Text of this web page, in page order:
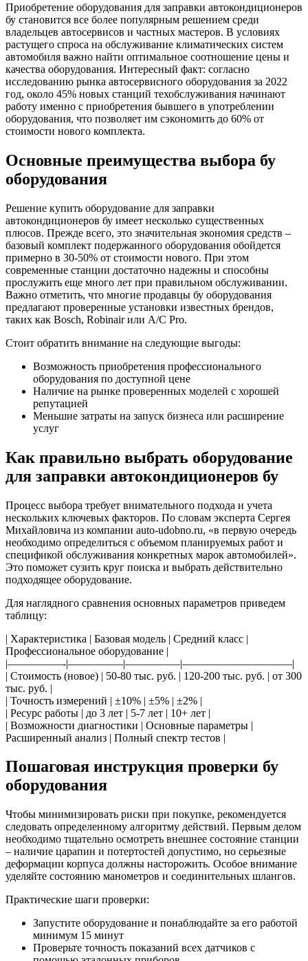
Приобретение оборудования для заправки автокондиционеров
бу становится все более популярным решением среди
владельцев автосервисов и частных мастеров. В условиях
растущего спроса на обслуживание климатических систем
автомобиля важно найти оптимальное соотношение цены и
качества оборудования. Интересный факт: согласно
исследованию рынка автосервисного оборудования за 2022
год, около 45% новых станций техобслуживания начинают
работу именно с приобретения бывшего в употреблении
оборудования, что позволяет им сэкономить до 60% от
стоимости нового комплекта.
Основные преимущества выбора бу
оборудования
Решение купить оборудование для заправки
автокондиционеров бу имеет несколько существенных
плюсов. Прежде всего, это значительная экономия средств –
базовый комплект подержанного оборудования обойдется
примерно в 30-50% от стоимости нового. При этом
современные станции достаточно надежны и способны
прослужить еще много лет при правильном обслуживании.
Важно отметить, что многие продавцы бу оборудования
предлагают проверенные установки известных брендов,
таких как Bosch, Robinair или A/C Pro.
Стоит обратить внимание на следующие выгоды:
Возможность приобретения профессионального
оборудования по доступной цене
Наличие на рынке проверенных моделей с хорошей
репутацией
Меньшие затраты на запуск бизнеса или расширение
услуг
Как правильно выбрать оборудование
для заправки автокондиционеров бу
Процесс выбора требует внимательного подхода и учета
нескольких ключевых факторов. По словам эксперта Сергея
Михайловича из компании auto-udobno.ru, «в первую очередь
необходимо определиться с объемом планируемых работ и
спецификой обслуживания конкретных марок автомобилей».
Это поможет сузить круг поиска и выбрать действительно
подходящее оборудование.
Для наглядного сравнения основных параметров приведем
таблицу:
| Характеристика | Базовая модель | Средний класс |
Профессиональное оборудование |
|—————-|—————|—————|——————————|
| Стоимость (новое) | 50-80 тыс. руб. | 120-200 тыс. руб. | от 300
тыс. руб. |
| Точность измерений | ±10% | ±5% | ±2% |
| Ресурс работы | до 3 лет | 5-7 лет | 10+ лет |
| Возможности диагностики | Основные параметры |
Расширенный анализ | Полный спектр тестов |
Пошаговая инструкция проверки бу
оборудования
Чтобы минимизировать риски при покупке, рекомендуется
следовать определенному алгоритму действий. Первым делом
необходимо тщательно осмотреть внешнее состояние станции
– наличие царапин и потертостей допустимо, но серьезные
деформации корпуса должны насторожить. Особое внимание
уделяйте состоянию манометров и соединительных шлангов.
Практические шаги проверки:
Запустите оборудование и понаблюдайте за его работой
минимум 15 минут
Проверьте точность показаний всех датчиков с